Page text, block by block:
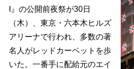
I』の公開前夜祭が30日
（木）、東京・六本木ヒルズ
アリーナで行われ、多数の著
名人がレッドカーペットを歩
いた。一番手に配給元のエイ